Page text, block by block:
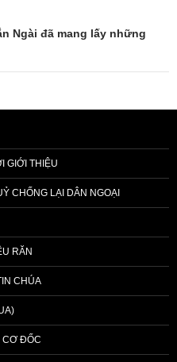
Ngài đã mang lấy những
GIỚI THIỆU
CHỐNG LẠI DÂN NGOẠI
RĂN
CHÚA
CƠ ĐỐC